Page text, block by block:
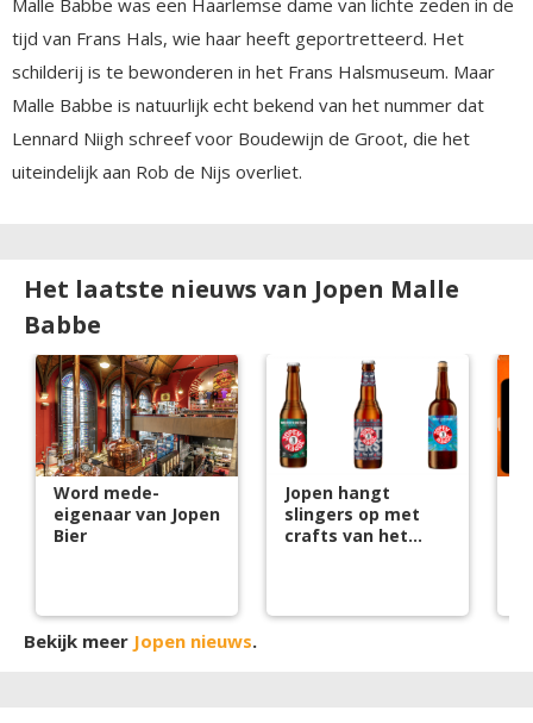
tijd van Frans Hals, wie haar heeft geportretteerd. Het
schilderij is te bewonderen in het Frans Halsmuseum. Maar
Malle Babbe is natuurlijk echt bekend van het nummer dat
Lennard Niigh schreef voor Boudewijn de Groot, die het
uiteindelijk aan Rob de Nijs overliet.
Het laatste nieuws van Jopen Malle
Babbe
Word mede-
eigenaar van Jopen
Bier
Jopen hangt
slingers op met
crafts van het
Bekijk meer Jopen nieuws.